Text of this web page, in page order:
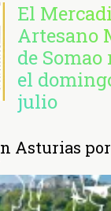
El
Artesano
de Somao
el
julio
Asturias